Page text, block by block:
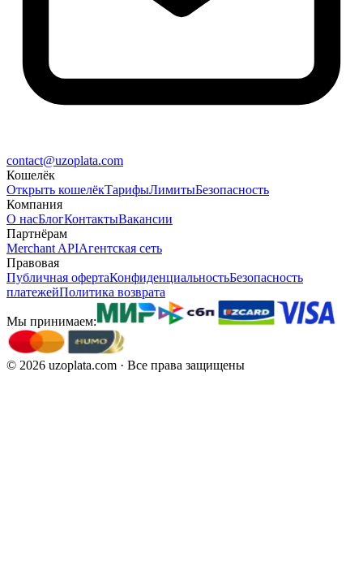
contact@uzoplata.com
Кошелёк
Открыть кошелёкТарифыЛимитыБезопасность
Компания
О насБлогКонтактыВакансии
Партнёрам
Merchant APIАгентская сеть
Правовая
Публичная офертаКонфиденциальностьБезопасность
платежейПолитика возврата
Мы принимаем:
© 2026 uzoplata.com · Все права защищены